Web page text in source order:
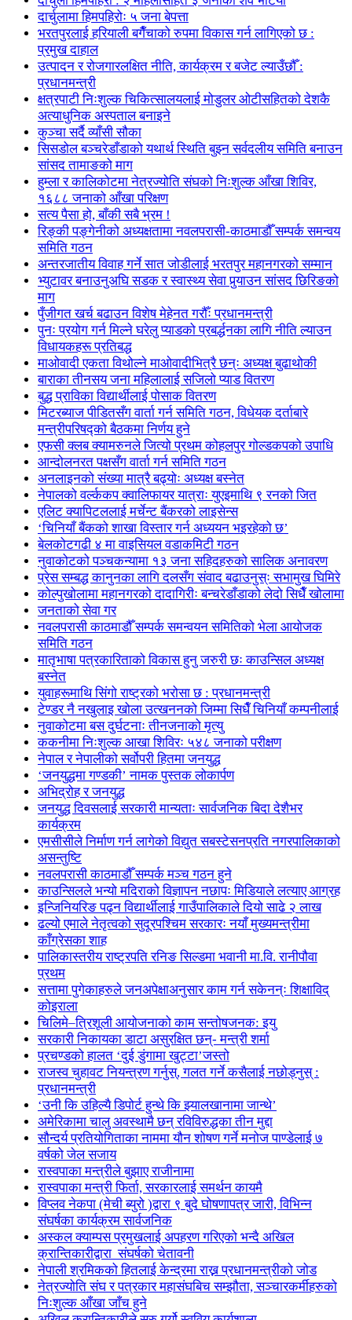
दार्चुलामा हिमपहिरोः ५ जना बेपत्ता
भरतपुरलाई हरियाली बगैँचाको रुपमा विकास गर्न लागिएको छ :
प्रमुख दाहाल
उत्पादन र रोजगारलक्षित नीति, कार्यक्रम र बजेट ल्याउँछौँ :
प्रधानमन्त्री
क्षत्रपाटी निःशुल्क चिकित्सालयलाई मोडुलर ओटीसहितको देशकै
अत्याधुनिक अस्पताल बनाइने
कुञ्चा सर्दै व्याँसी सौका
सिसडोल बञ्चरेडाँडाको यथार्थ स्थिति बुझ्न सर्वदलीय समिति बनाउन
सांसद तामाङको माग
हुम्ला र कालिकोटमा नेत्रज्योति संघको निःशुल्क आँखा शिविर,
१६८८ जनाको आँखा परिक्षण
सत्य पैसा हो, बाँकी सबै भ्रम !
रिङ्की पङ्गेनीको अध्यक्षतामा नवलपरासी-काठमाडौँ सम्पर्क समन्वय
समिति गठन
अन्तरजातीय विवाह गर्ने सात जोडीलाई भरतपुर महानगरको सम्मान
भ्युटावर बनाउनुअघि सडक र स्वास्थ्य सेवा पुर्‍याउन सांसद छिरिङको
माग
पुँजीगत खर्च बढाउन विशेष मेहेनत गरौँः प्रधानमन्त्री
पुनः प्रयोग गर्न मिल्ने घरेलु प्याडको प्रबर्द्धनका लागि नीति ल्याउन
विधायकहरू प्रतिबद्ध
माओवादी एकता विथोल्ने माओवादीभित्रै छन्ः अध्यक्ष बुढाथोकी
बाराका तीनसय जना महिलालाई सजिलो प्याड वितरण
बुद्ध प्राविका विद्यार्थीलाई पोसाक वितरण
मिटरब्याज पीडितसँग वार्ता गर्न समिति गठन, विधेयक दर्ताबारे
मन्त्रीपरिषद्को बैठकमा निर्णय हुने
एफसी क्लब क्यामरुनले जित्यो प्रथम कोहलपुर गोल्डकपको उपाधि
आन्दोलनरत पक्षसँग वार्ता गर्न समिति गठन
अनलाइनको संख्या मात्रै बढ्योः अध्यक्ष बस्नेत
नेपालको वर्ल्ककप क्वालिफायर यात्राः युएइमाथि ९ रनको जित
एलिट क्यापिटललाई मर्चेन्ट बैंकरको लाइसेन्स
‘चिनियाँ बैंकको शाखा विस्तार गर्न अध्ययन भइरहेको छ’
बेलकोटगढी ४ मा वाइसियल वडाकमिटी गठन
नुवाकोटको पञ्चकन्यामा १३ जना सहिदहरुको सालिक अनावरण
प्रेस सम्बद्ध कानुनका लागि दलसँग संवाद बढाउनुस्ः सभामुख घिमिरे
कोल्पुखोलामा महानगरको दादागिरीः बन्चरेडाँडाको लेदो सिधैँ खोलामा
जनताको सेवा गर
नवलपरासी काठमाडौँ सम्पर्क समन्वयन समितिको भेला आयोजक
समिति गठन
मातृभाषा पत्रकारिताको विकास हुनु जरुरी छः काउन्सिल अध्यक्ष
बस्नेत
युवाहरूमाथि सिंगो राष्ट्रको भरोसा छ : प्रधानमन्त्री
टेण्डर नै नखुलाइ खोला उत्खननको जिम्मा सिधैँ चिनियाँ कम्पनीलाई
नुवाकोटमा बस दुर्घटनाः तीनजनाको मृत्यु
ककनीमा निःशुल्क आखा शिविरः ५४८ जनाको परीक्षण
नेपाल र नेपालीको सर्वोपरी हितमा जनयुद्ध
‘जनयुद्धमा गण्डकी’ नामक पुस्तक लोकार्पण
अभिद्रोह र जनयुद्ध
जनयुद्ध दिवसलाई सरकारी मान्यताः सार्वजनिक बिदा देशैभर
कार्यक्रम
एमसीसीले निर्माण गर्न लागेको विद्युत सबस्टेसनप्रति नगरपालिकाको
असन्तुष्टि
नवलपरासी काठमाडौँ सम्पर्क मञ्च गठन हुने
काउन्सिलले भन्यो मदिराको विज्ञापन नछापः मिडियाले लत्याए आग्रह
इन्जिनियरिङ पढ्न विद्यार्थीलाई गाउँपालिकाले दियो साढे २ लाख
ढल्यो एमाले नेतृत्वको सुदूरपश्चिम सरकारः नयाँ मुख्यमन्त्रीमा
काँग्रेसका शाह
पालिकास्तरीय राष्ट्रपति रनिङ सिल्डमा भवानी मा.वि. रानीपौवा
प्रथम
सत्तामा पुगेकाहरुले जनअपेक्षाअनुसार काम गर्न सकेनन्ः शिक्षाविद्
कोइराला
चिलिमे–त्रिशूली आयोजनाको काम सन्तोषजनक: इयु
सरकारी निकायका डाटा असुरक्षित छन्- मन्त्री शर्मा
प्रचण्डको हालत ‘दुई डुंगामा खुट्टा’जस्तो
राजस्व चुहावट नियन्त्रण गर्नुस्, गलत गर्ने कसैलाई नछोड्नुस् :
प्रधानमन्त्री
‘उनी कि उहिल्यै डिपोर्ट हुन्थे कि झ्यालखानामा जान्थे’
अमेरिकामा चालु अवस्थामै छन् रविविरुद्धका तीन मुद्दा
सौन्दर्य प्रतियोगिताका नाममा यौन शोषण गर्ने मनोज पाण्डेलाई ७
वर्षको जेल सजाय
रास्वपाका मन्त्रीले बुझाए राजीनामा
रास्वपाका मन्त्री फिर्ता, सरकारलाई समर्थन कायमै
विप्लव नेकपा (मेची ब्युरो )द्वारा ९ बुदे घोषणापत्र जारी, विभिन्न
संघर्षका कार्यक्रम सार्वजनिक
अस्कल क्याम्पस प्रमुखलाई अपहरण गरिएको भन्दै अखिल
क्रान्तिकारीद्वारा संघर्षको चेतावनी
नेपाली श्रमिकको हितलाई केन्द्रमा राख्न प्रधानमन्त्रीको जोड
नेत्रज्योति संघ र पत्रकार महासंघबिच सम्झौता, सञ्चारकर्मीहरुको
निःशुल्क आँखा जाँच हुने